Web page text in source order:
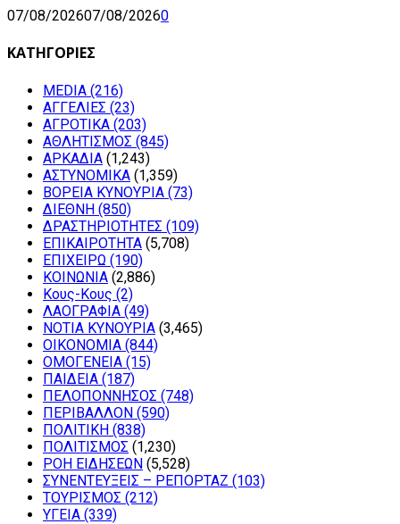
07/08/202607/08/20260
ΚΑΤΗΓΟΡΙΕΣ
MEDIA (216)
ΑΓΓΕΛΙΕΣ (23)
ΑΓΡΟΤΙΚΑ (203)
ΑΘΛΗΤΙΣΜΟΣ (845)
ΑΡΚΑΔΙΑ (1,243)
ΑΣΤΥΝΟΜΙΚΑ (1,359)
ΒΟΡΕΙΑ ΚΥΝΟΥΡΙΑ (73)
ΔΙΕΘΝΗ (850)
ΔΡΑΣΤΗΡΙΟΤΗΤΕΣ (109)
ΕΠΙΚΑΙΡΟΤΗΤΑ (5,708)
ΕΠΙΧΕΙΡΩ (190)
ΚΟΙΝΩΝΙΑ (2,886)
Κους-Κους (2)
ΛΑΟΓΡΑΦΙΑ (49)
ΝΟΤΙΑ ΚΥΝΟΥΡΙΑ (3,465)
ΟΙΚΟΝΟΜΙΑ (844)
ΟΜΟΓΕΝΕΙΑ (15)
ΠΑΙΔΕΙΑ (187)
ΠΕΛΟΠΟΝΝΗΣΟΣ (748)
ΠΕΡΙΒΑΛΛΟΝ (590)
ΠΟΛΙΤΙΚΗ (838)
ΠΟΛΙΤΙΣΜΟΣ (1,230)
ΡΟΗ ΕΙΔΗΣΕΩΝ (5,528)
ΣΥΝΕΝΤΕΥΞΕΙΣ – ΡΕΠΟΡΤΑΖ (103)
ΤΟΥΡΙΣΜΟΣ (212)
ΥΓΕΙΑ (339)